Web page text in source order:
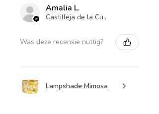
Amalia L.
Castilleja de la Cuesta , ES-AN
Was deze recensie nuttig?
Lampshade Mimosa